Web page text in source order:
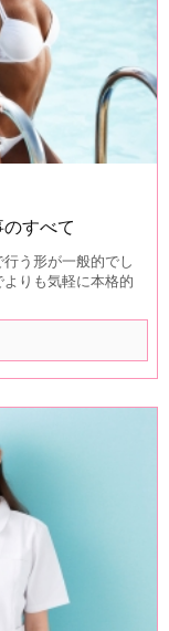
すべて
う形が一般的でし
りも気軽に本格的